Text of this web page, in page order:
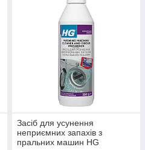
Засіб для усунення
неприємних запахів з
пральних машин HG